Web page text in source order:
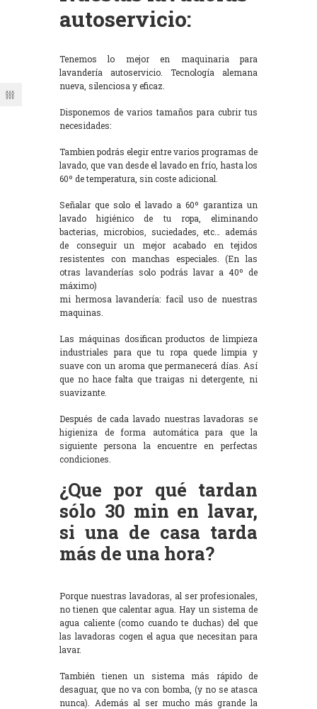
autoservicio:
Tenemos lo mejor en maquinaria para
lavandería autoservicio. Tecnología alemana
nueva, silenciosa y eficaz.
Disponemos de varios tamaños para cubrir tus
necesidades:
Tambien podrás elegir entre varios programas de
lavado, que van desde el lavado en frío, hasta los
60º de temperatura, sin coste adicional.
Señalar que solo el lavado a 60º garantiza un
lavado higiénico de tu ropa, eliminando
bacterias, microbios, suciedades, etc… además
de conseguir un mejor acabado en tejidos
resistentes con manchas especiales. (En las
otras lavanderías solo podrás lavar a 40º de
máximo)
mi hermosa lavandería: facil uso de nuestras
maquinas.
Las máquinas dosifican productos de limpieza
industriales para que tu ropa quede limpia y
suave con un aroma que permanecerá días. Así
que no hace falta que traigas ni detergente, ni
suavizante.
Después de cada lavado nuestras lavadoras se
higieniza de forma automática para que la
siguiente persona la encuentre en perfectas
condiciones.
¿Que por qué tardan
sólo 30 min en lavar,
si una de casa tarda
más de una hora?
Porque nuestras lavadoras, al ser profesionales,
no tienen que calentar agua. Hay un sistema de
agua caliente (como cuando te duchas) del que
las lavadoras cogen el agua que necesitan para
lavar.
También tienen un sistema más rápido de
desaguar, que no va con bomba, (y no se atasca
nunca). Además al ser mucho más grande la